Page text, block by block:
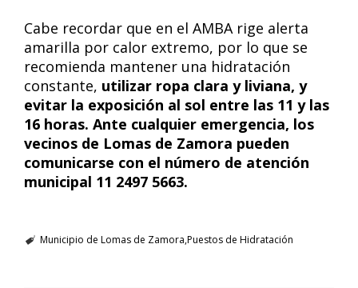
Cabe recordar que en el AMBA rige alerta
amarilla por calor extremo, por lo que se
recomienda mantener una hidratación
constante, utilizar ropa clara y liviana, y
evitar la exposición al sol entre las 11 y las
16 horas. Ante cualquier emergencia, los
vecinos de Lomas de Zamora pueden
comunicarse con el número de atención
municipal 11 2497 5663.
Municipio de Lomas de Zamora Puestos de Hidratación